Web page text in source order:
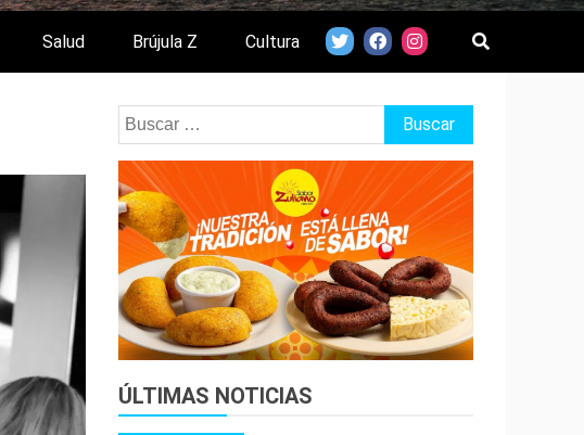
Salud Brújula Z Cultura
Buscar:
ÚLTIMAS NOTICIAS